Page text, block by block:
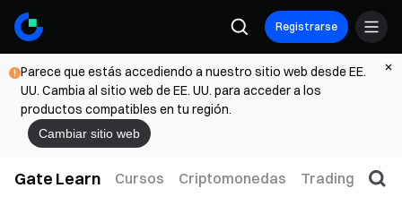
Registrarse
Parece que estás accediendo a nuestro sitio web desde EE.
UU. Cambia al sitio web de EE. UU. para acceder a los
productos compatibles en tu región.
Cambiar sitio web
Gate Learn Cursos Criptomonedas Trading